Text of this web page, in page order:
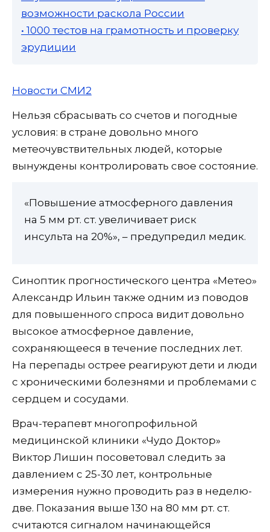
возможности раскола России
• 1000 тестов на грамотность и проверку
эрудиции
Новости СМИ2
Нельзя сбрасывать со счетов и погодные
условия: в стране довольно много
метеочувствительных людей, которые
вынуждены контролировать свое состояние.
«Повышение атмосферного давления
на 5 мм рт. ст. увеличивает риск
инсульта на 20%», – предупредил медик.
Синоптик прогностического центра «Метео»
Александр Ильин также одним из поводов
для повышенного спроса видит довольно
высокое атмосферное давление,
сохраняющееся в течение последних лет.
На перепады острее реагируют дети и люди
с хроническими болезнями и проблемами с
сердцем и сосудами.
Врач-терапевт многопрофильной
медицинской клиники «Чудо Доктор»
Виктор Лишин посоветовал следить за
давлением с 25-30 лет, контрольные
измерения нужно проводить раз в неделю-
две. Показания выше 130 на 80 мм рт. ст.
считаются сигналом начинающейся